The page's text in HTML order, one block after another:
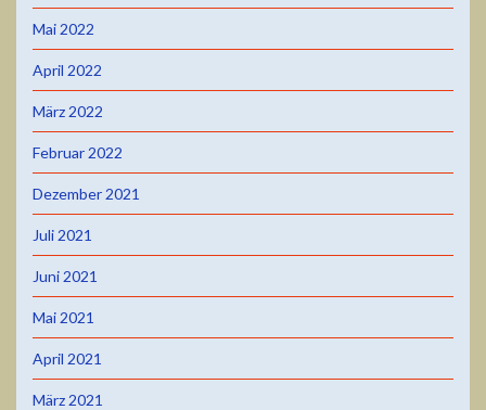
Mai 2022
April 2022
März 2022
Februar 2022
Dezember 2021
Juli 2021
Juni 2021
Mai 2021
April 2021
März 2021